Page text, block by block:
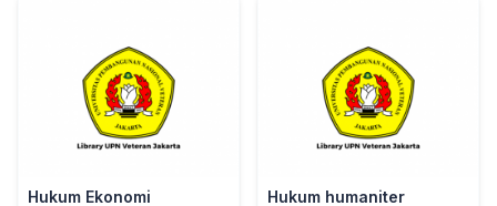
Hukum Ekonomi
Hukum humaniter